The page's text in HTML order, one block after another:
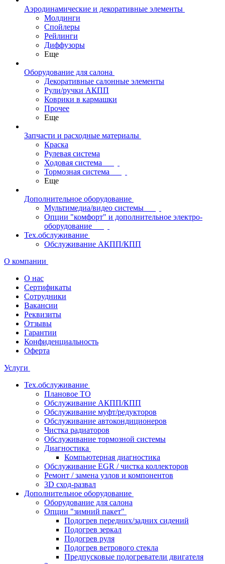
Аэродинамические и декоративные элементы
Молдинги
Спойлеры
Рейлинги
Диффузоры
Еще
Оборудование для салона
Декоративные салонные элементы
Рули/ручки АКПП
Коврики в кармашки
Прочее
Еще
Запчасти и расходные материалы
Краска
Рулевая система
Ходовая система
Тормозная система
Еще
Дополнительное оборудование
Мультимедиа/видео системы
Опции "комфорт" и дополнительное электро-
оборудование
Тех.обслуживание
Обслуживание АКПП/КПП
О компании
О нас
Сертификаты
Сотрудники
Вакансии
Реквизиты
Отзывы
Гарантии
Конфиденциальность
Оферта
Услуги
Тех.обслуживание
Плановое ТО
Обслуживание АКПП/КПП
Обслуживание муфт/редукторов
Обслуживание автокондиционеров
Чистка радиаторов
Обслуживание тормозной системы
Диагностика
Компьютерная диагностика
Обслуживание EGR / чистка коллекторов
Ремонт / замена узлов и компонентов
3D сход-развал
Дополнительное оборудование
Оборудование для салона
Опции "зимний пакет"
Подогрев передних/задних сидений
Подогрев зеркал
Подогрев руля
Подогрев ветрового стекла
Предпусковые подогреватели двигателя